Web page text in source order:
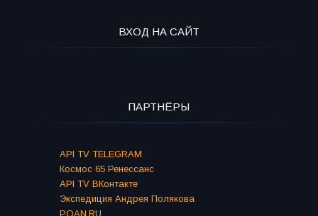
ВХОД НА САЙТ
ПАРТНЁРЫ
API TV TELEGRAM
Космос 65 Ренессанс
API TV ВКонтакте
Экспедиция Андрея Полякова
POAN.RU